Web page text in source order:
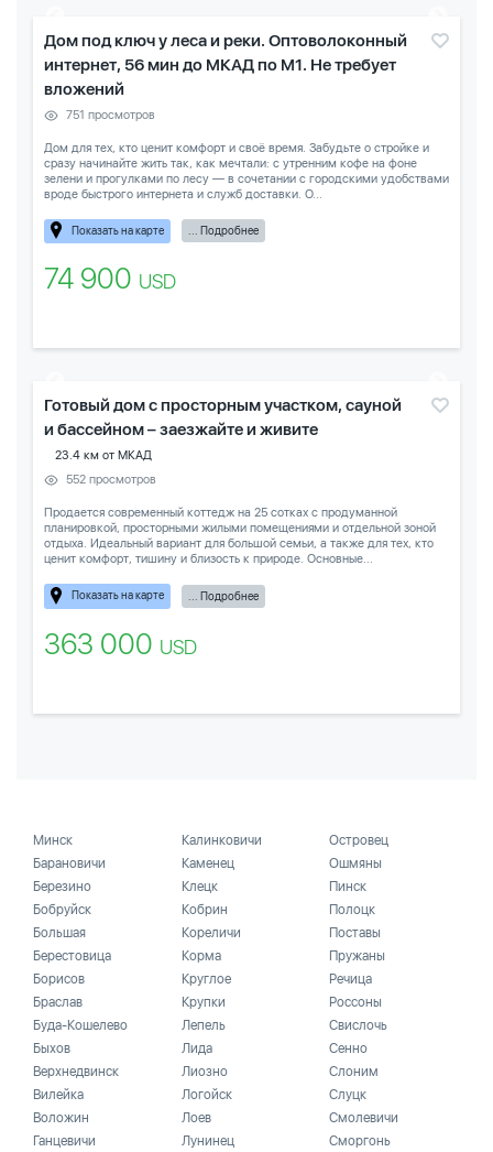
Дом под ключ у леса и реки. Оптоволоконный
интернет, 56 мин до МКАД по М1. Не требует
вложений
751 просмотров
Дом для тех, кто ценит комфорт и своё время. Забудьте о стройке и
сразу начинайте жить так, как мечтали: с утренним кофе на фоне
зелени и прогулками по лесу — в сочетании с городскими удобствами
вроде быстрого интернета и служб доставки. О...
Показать на карте ... Подробнее
74 900 USD
Готовый дом с просторным участком, сауной
и бассейном – заезжайте и живите
23.4 км от МКАД
552 просмотров
Продается современный коттедж на 25 сотках с продуманной
планировкой, просторными жилыми помещениями и отдельной зоной
отдыха. Идеальный вариант для большой семьи, а также для тех, кто
ценит комфорт, тишину и близость к природе. Основные...
Показать на карте ... Подробнее
363 000 USD
Минск
Барановичи
Березино
Бобруйск
Большая
Берестовица
Борисов
Браслав
Буда-Кошелево
Быхов
Верхнедвинск
Вилейка
Воложин
Ганцевичи
Калинковичи
Каменец
Клецк
Кобрин
Кореличи
Корма
Круглое
Крупки
Лепель
Лида
Лиозно
Логойск
Лоев
Лунинец
Островец
Ошмяны
Пинск
Полоцк
Поставы
Пружаны
Речица
Россоны
Свислочь
Сенно
Слоним
Слуцк
Смолевичи
Сморгонь